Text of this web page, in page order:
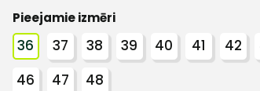
Pieejamie izmēri
36 37 38 39 40 41 42
46
47 48